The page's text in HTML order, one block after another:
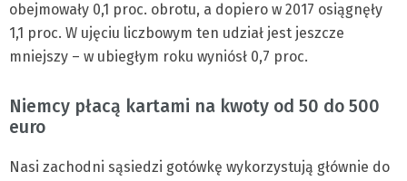
obejmowały 0,1 proc. obrotu, a dopiero w 2017 osiągnęły
1,1 proc. W ujęciu liczbowym ten udział jest jeszcze
mniejszy – w ubiegłym roku wyniósł 0,7 proc.
Niemcy płacą kartami na kwoty od 50 do 500
euro
Nasi zachodni sąsiedzi gotówkę wykorzystują głównie do